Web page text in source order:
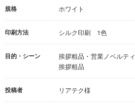
規格 ホワイト
印刷方法 シルク印刷 1色
目的・シーン
挨拶粗品・営業ノベルティ
挨拶粗品
投稿者 リアテク様